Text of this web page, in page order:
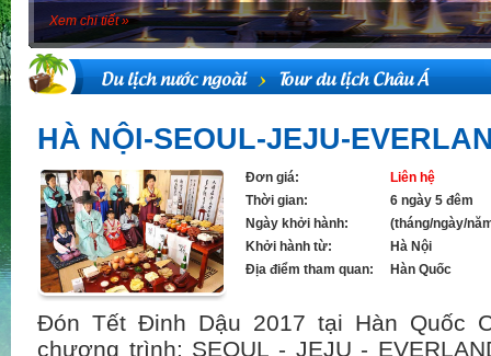
Xem chi tiết »
Du lịch nước ngoài Tour du lịch Châu Á
HÀ NỘI-SEOUL-JEJU-
Đơn giá:
Liên hệ
Thời gian:
6 ngày 5 đêm
Ngày khởi hành:
(tháng/ngày/
Khởi hành từ:
Hà Nội
Địa điểm tham quan:
Hàn Quốc
Đón Tết Đinh Dậu 2017 tại Hàn Quốc
chương trình: SEOUL - JEJU -